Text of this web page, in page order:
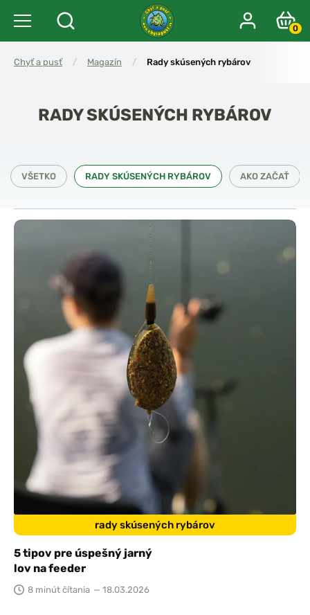
0
Chyť a pusť / Magazín / Rady skúsených rybárov
RADY SKÚSENÝCH RYBÁROV
VŠETKO AKO ZAČAŤ
RADY SKÚSENÝCH RYBÁROV
rady skúsených rybárov
5 tipov pre úspešný jarný
lov na feeder
8 minút čítania — 18.03.2026